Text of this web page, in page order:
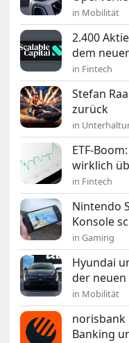
in Mobilität
2.400
dem
in Fintech
Stefan
zurück
in
ETF-
wirklich
in Fintech
Nintendo
Konsole
in Gaming
Hyundai
der
in Mobilität
Banking